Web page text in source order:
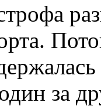
за